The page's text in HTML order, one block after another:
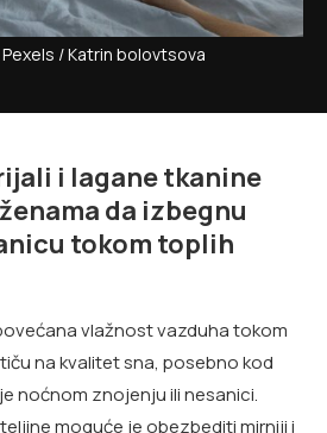
/ Katrin bolovtsova
i lagane tkanine
da izbegnu
tokom toplih
vlažnost vazduha tokom
na kvalitet sna, posebno kod
noćnom znojenju ili nesanici.
moguće je obezbediti mirniji i